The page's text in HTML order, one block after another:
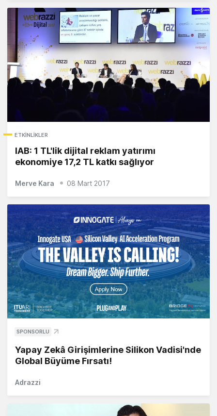
ETKINLIKLER
IAB: 1 TL'lik dijital reklam yatırımı
ekonomiye 17,2 TL katkı sağlıyor
Merve Kara 08 Mart 2017
SPONSORLU
Yapay Zekâ Girişimlerine Silikon Vadisi'nde
Global Büyüme Fırsatı!
Adrazzi